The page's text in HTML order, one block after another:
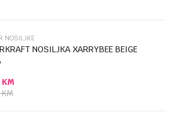
NOSILJKE
NOSILJKA XARRYBEE BEIGE
KM
KM